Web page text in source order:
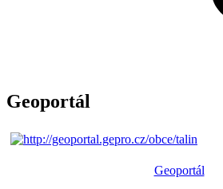
Geoportál
Geoportál